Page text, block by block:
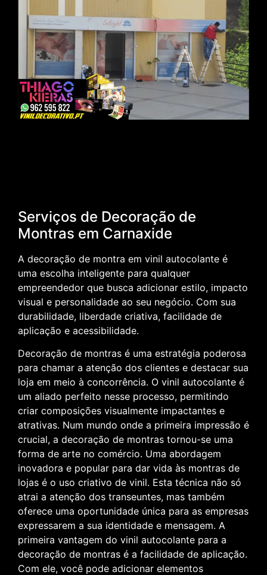
Serviços de Decoração de
Montras em Carnaxide
A decoração de montra em vinil autocolante é
uma escolha inteligente para qualquer
empreendedor que busca adicionar estilo, impacto
visual e personalidade ao seu negócio. Com sua
durabilidade, liberdade criativa, facilidade de
aplicação e acessibilidade.
Decoração de montras é uma estratégia poderosa
para chamar a atenção dos clientes e destacar sua
loja em meio à concorrência. O vinil autocolante é
um aliado perfeito nesse processo, permitindo
criar composições visualmente impactantes e
atrativas. Num mundo onde a primeira impressão é
crucial, a decoração de montras tornou-se uma
forma de arte no comércio. Uma abordagem
inovadora e popular para dar vida às montras de
lojas é o uso criativo de vinil. Esta técnica não só
atrai a atenção dos transeuntes, mas também
oferece uma oportunidade única para as empresas
expressarem a sua identidade e mensagem. A
primeira vantagem do vinil autocolante para a
decoração de montras é a facilidade de aplicação.
Com ele, você pode adicionar elementos